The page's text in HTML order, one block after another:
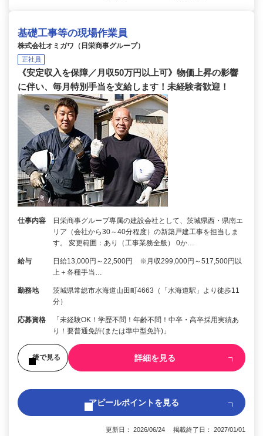
基礎工事等の現場作業員
株式会社オミガワ（日栄商事グループ）
正社員
《安定収入を保障／月収50万円以上可》物価上昇の影響
に伴い、毎月特別手当を支給します！未経験者歓迎！
仕事内容
日栄商事グループ専属の建設会社として、茨城県西・県南エ
リア（会社から30～40分程度）の新築戸建工事を担当しま
す。 変更範囲：あり（工事業務全般） 0か…
給与
日給13,000円～22,500円 ※月収299,000円～517,500円以
上＋各種手当…
勤務地
茨城県常総市水海道山田町4663（「水海道駅」より徒歩11
分）
応募資格
「未経験OK！学歴不問！年齢不問！中卒・高卒採用実績あ
り！要普通免許(または準中型免許)」
後で見る 詳細を見る
アピールポイントを見る
更新日： 2026/06/24 掲載終了日： 2027/01/01